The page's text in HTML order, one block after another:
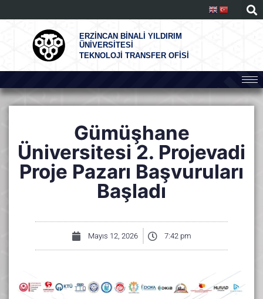
ERZİNCAN BİNALİ YILDIRIM
ÜNİVERSİTESİ
TEKNOLOJİ TRANSFER OFİSİ
Gümüşhane
Üniversitesi 2. Projevadi
Proje Pazarı Başvuruları
Başladı
Mayıs 12, 2026 7:42 pm